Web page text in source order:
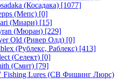
(Косадака) [1077]
(Мепс) [0]
(Миари) [15]
(Мюран) [229]
Old (Ривер Олд) [0]
(Рублекс, Раблекс) [413]
(Селект) [0]
(Смит) [79]
Fishing Lures (СВ Фишинг Люрс)